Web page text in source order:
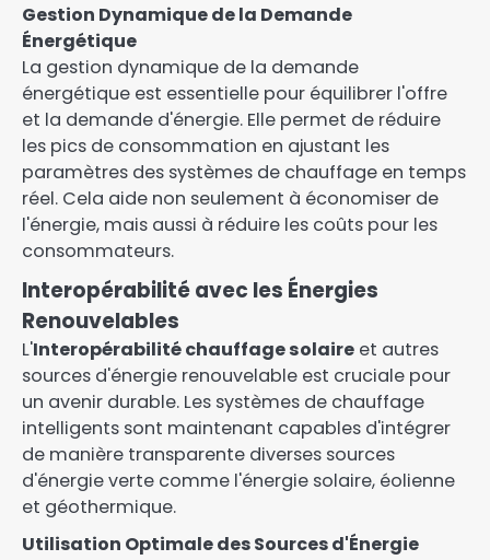
Gestion Dynamique de la Demande
Énergétique
La gestion dynamique de la demande
énergétique est essentielle pour équilibrer l'offre
et la demande d'énergie. Elle permet de réduire
les pics de consommation en ajustant les
paramètres des systèmes de chauffage en temps
réel. Cela aide non seulement à économiser de
l'énergie, mais aussi à réduire les coûts pour les
consommateurs.
Interopérabilité avec les Énergies
Renouvelables
L'Interopérabilité chauffage solaire et autres
sources d'énergie renouvelable est cruciale pour
un avenir durable. Les systèmes de chauffage
intelligents sont maintenant capables d'intégrer
de manière transparente diverses sources
d'énergie verte comme l'énergie solaire, éolienne
et géothermique.
Utilisation Optimale des Sources d'Énergie